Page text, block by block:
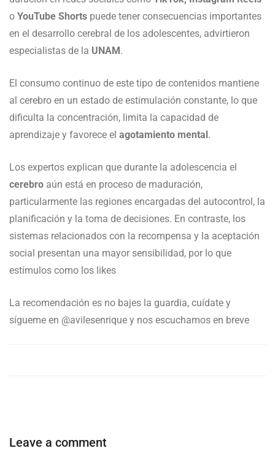
o YouTube Shorts puede tener consecuencias importantes
en el desarrollo cerebral de los adolescentes, advirtieron
especialistas de la UNAM.
El consumo continuo de este tipo de contenidos mantiene
al cerebro en un estado de estimulación constante, lo que
dificulta la concentración, limita la capacidad de
aprendizaje y favorece el agotamiento mental.
Los expertos explican que durante la adolescencia el
cerebro aún está en proceso de maduración,
particularmente las regiones encargadas del autocontrol, la
planificación y la toma de decisiones. En contraste, los
sistemas relacionados con la recompensa y la aceptación
social presentan una mayor sensibilidad, por lo que
estímulos como los likes
La recomendación es no bajes la guardia, cuídate y
sígueme en @avilesenrique y nos escuchamos en breve
Leave a comment